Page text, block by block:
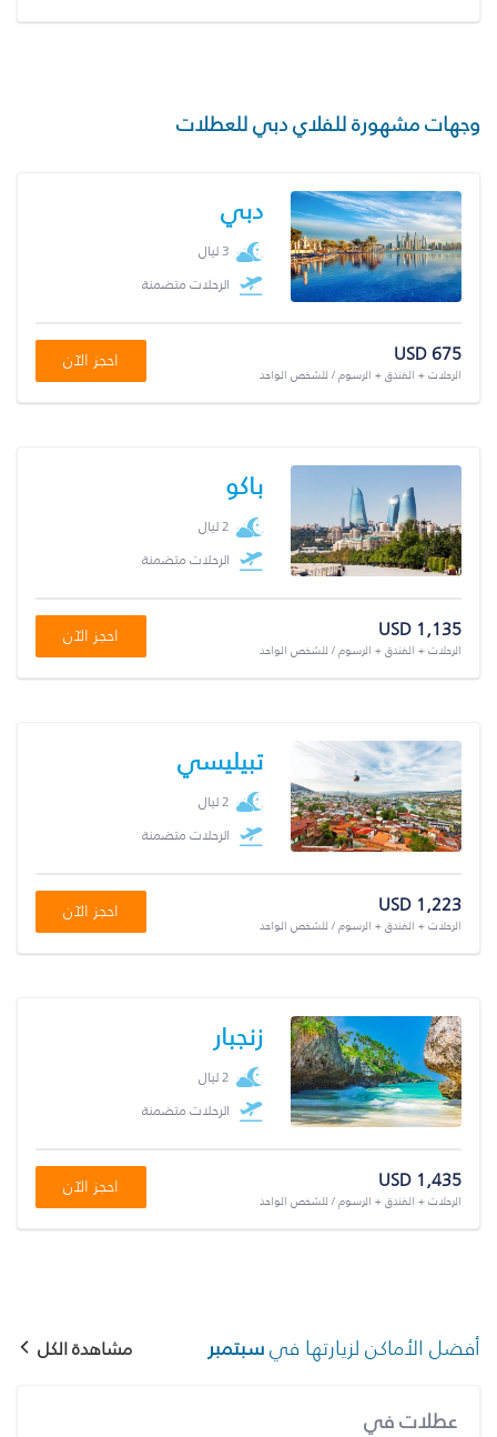
وجهات مشهورة للفلاي دبي للعطلات
دبي
3 ليال
الرحلات متضمنة
USD 675
الرحلات + الفندق + الرسوم / للشخص الواحد
احجز الآن
باكو
2 ليال
الرحلات متضمنة
USD 1,135
الرحلات + الفندق + الرسوم / للشخص الواحد
احجز الآن
تبيليسي
2 ليال
الرحلات متضمنة
USD 1,223
الرحلات + الفندق + الرسوم / للشخص الواحد
احجز الآن
زنجبار
2 ليال
الرحلات متضمنة
USD 1,435
الرحلات + الفندق + الرسوم / للشخص الواحد
احجز الآن
أفضل الأماكن لزيارتها فيسبتمبر مشاهدة الكل
عطلات في